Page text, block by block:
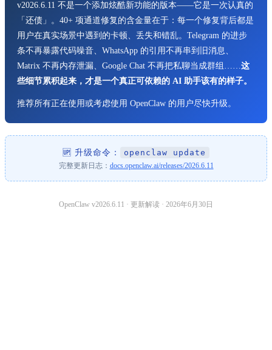
v2026.6.11 不是一个添加炫酷新功能的版本——它是一次认真的
「还债」。40+ 项通道修复的含金量在于：每一个修复背后都是
用户在真实场景中遇到的卡顿、丢失和错乱。Telegram 的进步
条不再暴露代码噪音、WhatsApp 的引用不再串到旧消息、
Matrix 不再内存泄漏、Google Chat 不再把私聊当成群组……这
些细节累积起来，才是一个真正可依赖的 AI 助手该有的样子。
推荐所有正在使用或考虑使用 OpenClaw 的用户尽快升级。
🆙 升级命令： openclaw update
完整更新日志： docs.openclaw.ai/releases/2026.6.11
OpenClaw v2026.6.11 · 更新解读 · 2026年6月30日